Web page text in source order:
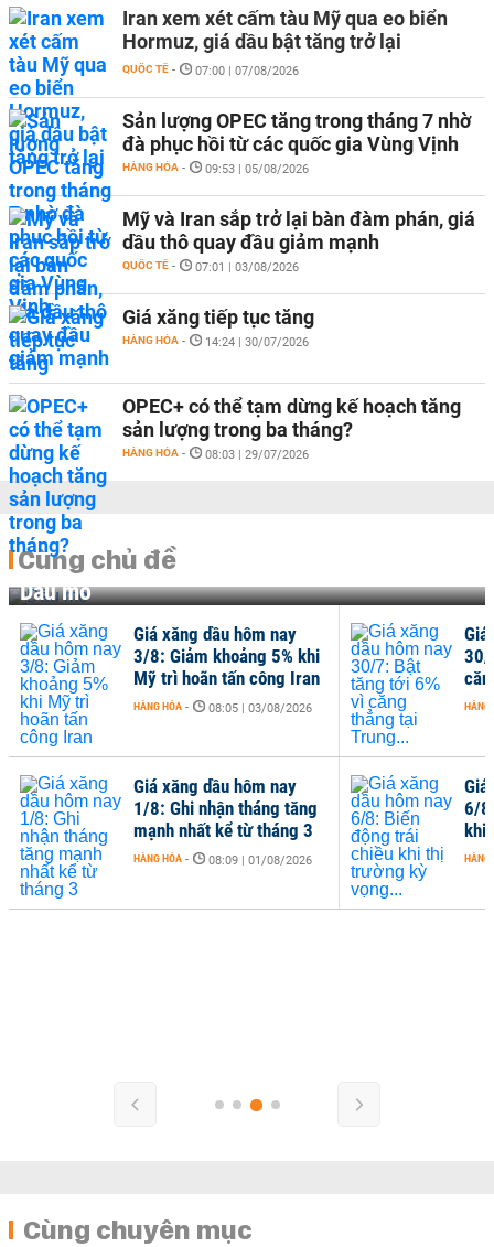
Iran xem xét cấm tàu Mỹ qua eo biển
Hormuz, giá dầu bật tăng trở lại
QUỐC TẾ - 07:00 | 07/08/2026
Sản lượng OPEC tăng trong tháng 7 nhờ
đà phục hồi từ các quốc gia Vùng Vịnh
HÀNG HÓA - 09:53 | 05/08/2026
Mỹ và Iran sắp trở lại bàn đàm phán, giá
dầu thô quay đầu giảm mạnh
QUỐC TẾ - 07:01 | 03/08/2026
Giá xăng tiếp tục tăng
HÀNG HÓA - 14:24 | 30/07/2026
OPEC+ có thể tạm dừng kế hoạch tăng
sản lượng trong ba tháng?
HÀNG HÓA - 08:03 | 29/07/2026
Cùng chủ đề
Dầu mỏ
Giá
6/
khi
HÀNG
Giá xăng dầu hôm nay
3/8: Giảm khoảng 5% khi
Mỹ trì hoãn tấn công Iran
HÀNG HÓA - 08:05 | 03/08/2026
Giá xăng dầu hôm nay
1/8: Ghi nhận tháng tăng
mạnh nhất kể từ tháng 3
HÀNG HÓA - 08:09 | 01/08/2026
Giá
30/
HÀNG
Cùng chuyên mục